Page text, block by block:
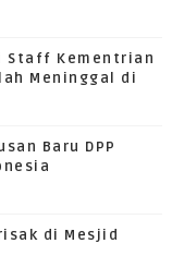
Staff Kementrian
Meninggal di
Baru DPP
di Mesjid